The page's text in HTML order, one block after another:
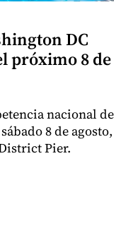
DC
próximo 8 de
nacional de
8 de agosto,
Pier.